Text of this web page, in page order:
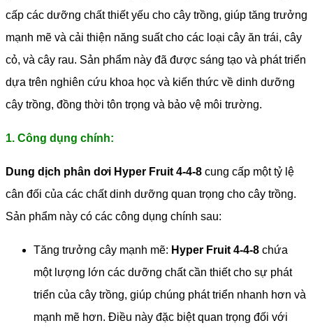
cấp các dưỡng chất thiết yếu cho cây trồng, giúp tăng trưởng
mạnh mẽ và cải thiện năng suất cho các loại cây ăn trái, cây
cỏ, và cây rau. Sản phẩm này đã được sáng tạo và phát triển
dựa trên nghiên cứu khoa học và kiến thức về dinh dưỡng
cây trồng, đồng thời tôn trọng và bảo vệ môi trường.
1. Công dụng chính:
Dung dịch phân dơi Hyper Fruit 4-4-8 cung cấp một tỷ lệ
cân đối của các chất dinh dưỡng quan trọng cho cây trồng.
Sản phẩm này có các công dụng chính sau:
Tăng trưởng cây mạnh mẽ: Hyper Fruit 4-4-8 chứa
một lượng lớn các dưỡng chất cần thiết cho sự phát
triển của cây trồng, giúp chúng phát triển nhanh hơn và
mạnh mẽ hơn. Điều này đặc biệt quan trọng đối với